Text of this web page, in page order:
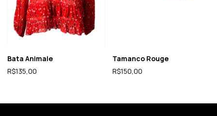
Bata Animale
R$135,00
Tamanco Rouge
R$150,00